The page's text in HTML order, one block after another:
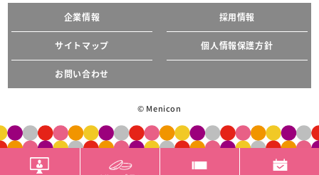
企業情報 採用情報
サイトマップ 個人情報保護方針
お問い合わせ
© Menicon